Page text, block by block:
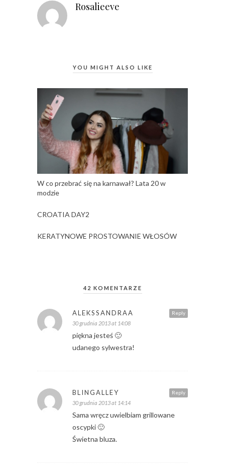
Rosalieeve
YOU MIGHT ALSO LIKE
W co przebrać się na karnawał? Lata 20 w
modzie
CROATIA DAY2
KERATYNOWE PROSTOWANIE WŁOSÓW
42 KOMENTARZE
Reply
ALEKSSANDRAA
30 grudnia 2013 at 14:08
piękna jesteś 🙂
udanego sylwestra!
Reply
BLINGALLEY
30 grudnia 2013 at 14:14
Sama wręcz uwielbiam grillowane
oscypki 🙂
Świetna bluza.